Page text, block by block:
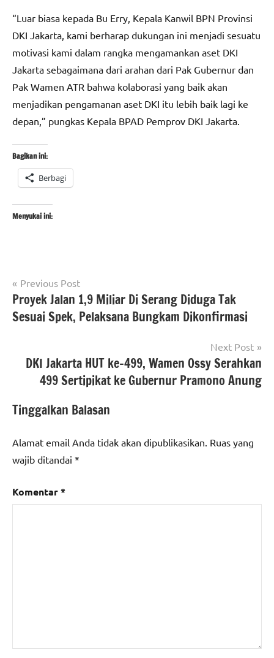
“Luar biasa kepada Bu Erry, Kepala Kanwil BPN Provinsi
DKI Jakarta, kami berharap dukungan ini menjadi sesuatu
motivasi kami dalam rangka mengamankan aset DKI
Jakarta sebagaimana dari arahan dari Pak Gubernur dan
Pak Wamen ATR bahwa kolaborasi yang baik akan
menjadikan pengamanan aset DKI itu lebih baik lagi ke
depan,” pungkas Kepala BPAD Pemprov DKI Jakarta.
Bagikan ini:
Berbagi
Menyukai ini:
Tagged
with
#ATRBPN,
#beritaNasional,
#atrbpn
#beritanasional
Navigasi
pos
Previous Post
Proyek Jalan 1,9 Miliar Di Serang Diduga Tak
Sesuai Spek, Pelaksana Bungkam Dikonfirmasi
Next Post
DKI Jakarta HUT ke-499, Wamen Ossy Serahkan
499 Sertipikat ke Gubernur Pramono Anung
Tinggalkan Balasan
Alamat email Anda tidak akan dipublikasikan. Ruas yang
wajib ditandai *
Komentar*